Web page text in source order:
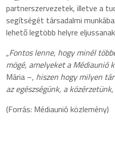
partnerszervezetek, illetve a
segítségét társadalmi
lehető legtöbb helyre
„Fontos lenne, hogy minél
mögé, amelyeket a Médiaunió
Mária –, hiszen hogy milyen
az egészségünk, a
(Forrás: Médiaunió közlemény)